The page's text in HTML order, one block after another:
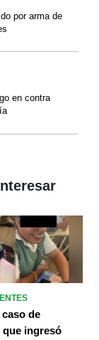
por arma de
en contra
de
ingresó